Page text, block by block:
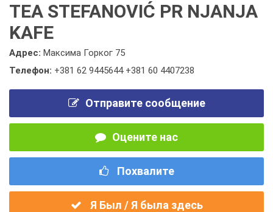
TEA STEFANOVIĆ PR NJANJA
KAFE
Адрес: Максима Горког 75
Телефон: +381 62 9445644 +381 60 4407238
Отправите сообщение
Оцените нас
Похвалите
Я Был / Я была здесь